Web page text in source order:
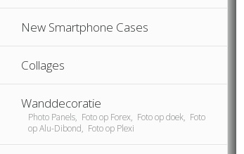
New Smartphone Cases
Collages
Wanddecoratie
Photo Panels, Foto op Forex, Foto op doek, Foto
op Alu-Dibond, Foto op Plexi